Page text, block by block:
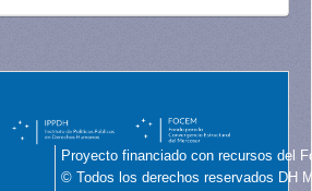
Proyecto financiado con recursos del
© Todos los derechos reservados DH